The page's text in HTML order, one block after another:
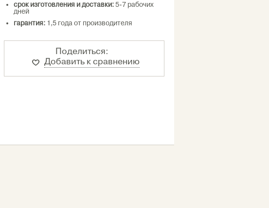
срок изготовления и доставки:5-7 рабочих
дней
гарантия: 1,5 года от производителя
Поделиться:
Добавить к сравнению